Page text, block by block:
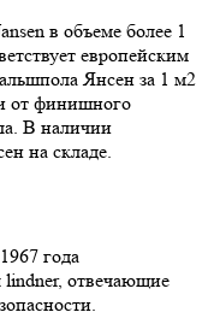
в объеме более 1
европейским
Янсен за 1 м2
от финишного
В наличии
на складе.
года
lindner, отвечающие